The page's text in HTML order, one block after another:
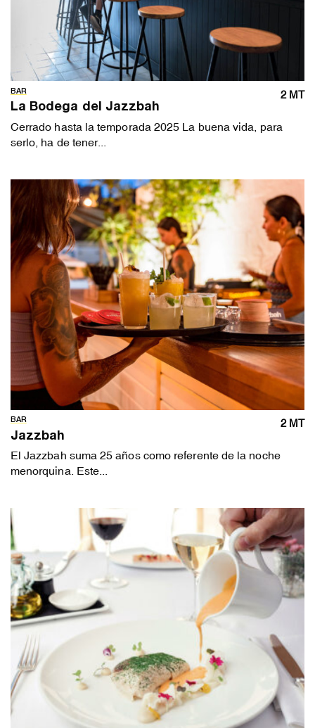
BAR 2 MT
La Bodega del Jazzbah
Cerrado hasta la temporada 2025 La buena vida, para
serlo, ha de tener...
BAR 2 MT
Jazzbah
El Jazzbah suma 25 años como referente de la noche
menorquina. Este...